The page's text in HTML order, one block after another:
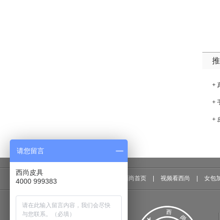
+
+
+
西尚首页 视频看西尚 女包
请您留言
西尚皮具
4000 999383